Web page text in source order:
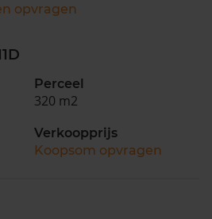
opvragen
Perceel
320 m2
Verkoopprijs
Koopsom opvragen